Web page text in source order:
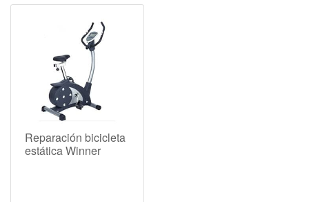
Reparación bicicleta
estática Winner